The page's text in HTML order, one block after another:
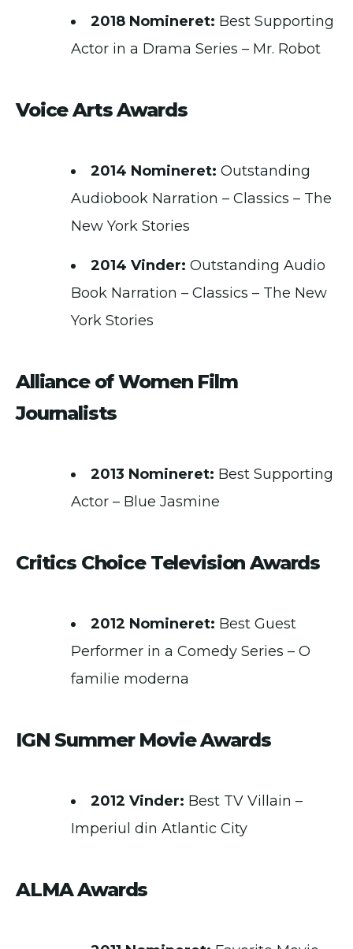
2018 Nomineret: Best Supporting
Actor in a Drama Series – Mr. Robot
Voice Arts Awards
2014 Nomineret: Outstanding
Audiobook Narration – Classics – The
New York Stories
2014 Vinder: Outstanding Audio
Book Narration – Classics – The New
York Stories
Alliance of Women Film
Journalists
2013 Nomineret: Best Supporting
Actor – Blue Jasmine
Critics Choice Television Awards
2012 Nomineret: Best Guest
Performer in a Comedy Series – O
familie moderna
IGN Summer Movie Awards
2012 Vinder: Best TV Villain –
Imperiul din Atlantic City
ALMA Awards